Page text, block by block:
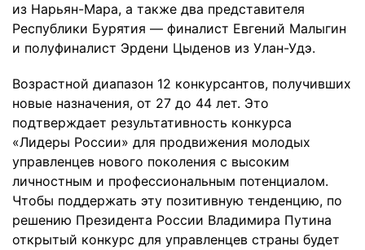
из Нарьян-Мара, а также два представителя
Республики Бурятия — финалист Евгений Малыгин
и полуфиналист Эрдени Цыденов из Улан-Удэ.
Возрастной диапазон 12 конкурсантов, получивших
новые назначения, от 27 до 44 лет. Это
подтверждает результативность конкурса
«Лидеры России» для продвижения молодых
управленцев нового поколения с высоким
личностным и профессиональным потенциалом.
Чтобы поддержать эту позитивную тенденцию, по
решению Президента России Владимира Путина
открытый конкурс для управленцев страны будет